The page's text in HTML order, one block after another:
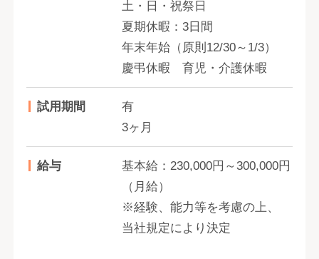
土・日・祝祭日
夏期休暇：3日間
年末年始（原則12/30～1/3）
慶弔休暇 育児・介護休暇
試用期間
有
3ヶ月
給与
基本給：230,000円～300,000円
（月給）
※経験、能力等を考慮の上、
当社規定により決定